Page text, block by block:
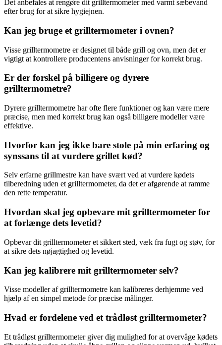
Det anbefales at rengøre dit grilltermometer med varmt sæbevand
efter brug for at sikre hygiejnen.
Kan jeg bruge et grilltermometer i ovnen?
Visse grilltermometre er designet til både grill og ovn, men det er
vigtigt at kontrollere producentens anvisninger for korrekt brug.
Er der forskel på billigere og dyrere
grilltermometre?
Dyrere grilltermometre har ofte flere funktioner og kan være mere
præcise, men med korrekt brug kan også billigere modeller være
effektive.
Hvorfor kan jeg ikke bare stole på min erfaring og
synssans til at vurdere grillet kød?
Selv erfarne grillmestre kan have svært ved at vurdere kødets
tilberedning uden et grilltermometer, da det er afgørende at ramme
den rette temperatur.
Hvordan skal jeg opbevare mit grilltermometer for
at forlænge dets levetid?
Opbevar dit grilltermometer et sikkert sted, væk fra fugt og støv, for
at sikre dets nøjagtighed og levetid.
Kan jeg kalibrere mit grilltermometer selv?
Visse modeller af grilltermometre kan kalibreres derhjemme ved
hjælp af en simpel metode for præcise målinger.
Hvad er fordelene ved et trådløst grilltermometer?
Et trådløst grilltermometer giver dig mulighed for at overvåge kødets